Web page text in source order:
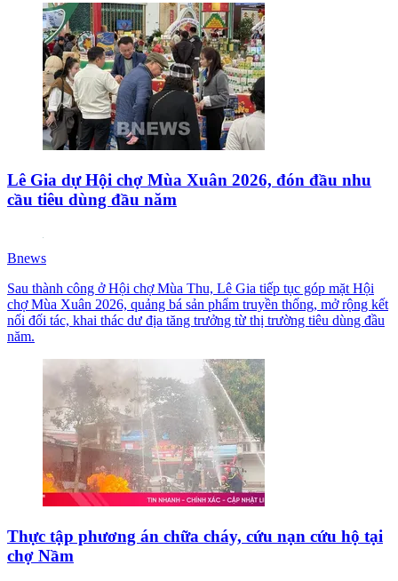
Lê Gia dự Hội chợ Mùa Xuân 2026, đón đầu nhu
cầu tiêu dùng đầu năm
Bnews
Sau thành công ở Hội chợ Mùa Thu, Lê Gia tiếp tục góp mặt Hội
chợ Mùa Xuân 2026, quảng bá sản phẩm truyền thống, mở rộng kết
nối đối tác, khai thác dư địa tăng trưởng từ thị trường tiêu dùng đầu
năm.
Thực tập phương án chữa cháy, cứu nạn cứu hộ tại
chợ Nầm